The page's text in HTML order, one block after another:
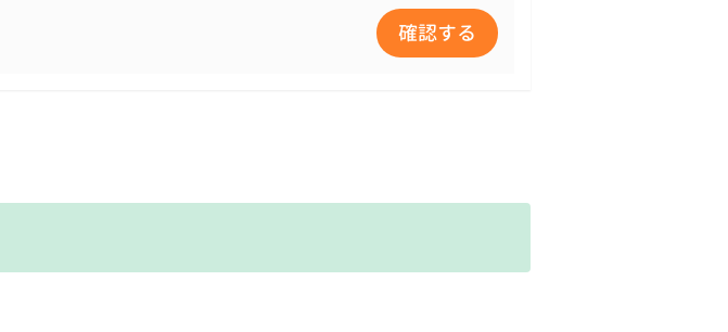
開示手続きは各園が窓口となります。
適正に取り扱っていると認められる委託先を選定し、秘
。
確認する